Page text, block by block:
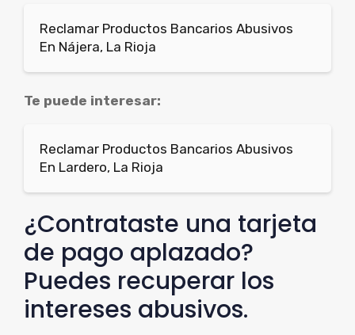
Reclamar Productos Bancarios Abusivos
En Nájera, La Rioja
Te puede interesar:
Reclamar Productos Bancarios Abusivos
En Lardero, La Rioja
¿Contrataste una tarjeta
de pago aplazado?
Puedes recuperar los
intereses abusivos.